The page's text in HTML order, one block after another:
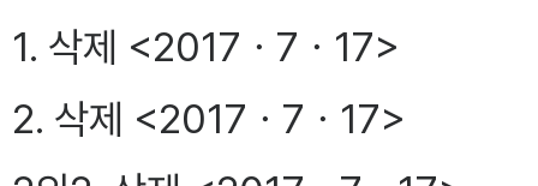
1. 삭제 <2017ㆍ7ㆍ17>
2. 삭제 <2017ㆍ7ㆍ17>